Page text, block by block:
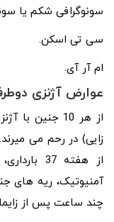
سونوگرافی شکم یا
سی تی اسکن.
ام آر آی.
عوارض آژنزی
زایی) در رحم می
از هفته
آمنیوتیک، ریه های
چند ساعت پس از